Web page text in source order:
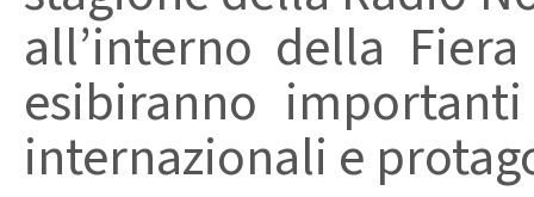
all’interno della
esibiranno
internazionali e